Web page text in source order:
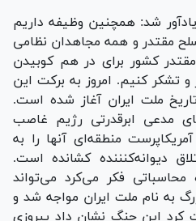
شد: همچنین وظیفه داریم
مقتدر و همه مجاهدان نظامی
کشور برای در هم کوبیدن
تشکر کنیم. امروز به برکت این
ملت ایران آغاز شده است.
مدعی ابرقدرتی رژیم غاصب
منطقه‌ای آنها را به
دیوانه‌کنننده کشانده است.
محاسباتی فکر می‌کرد می‌تواند
به نام ملت ایران مواجه شد و
کرد این جنگ نشان داد پیروزی